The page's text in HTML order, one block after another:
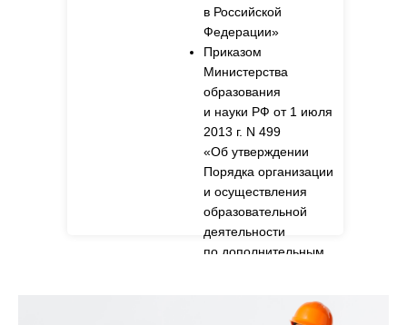
в Российской
Федерации»
Приказом
Министерства
образования
и науки РФ от 1 июля
2013 г. N 499
«Об утверждении
Порядка организации
и осуществления
образовательной
деятельности
по дополнительным